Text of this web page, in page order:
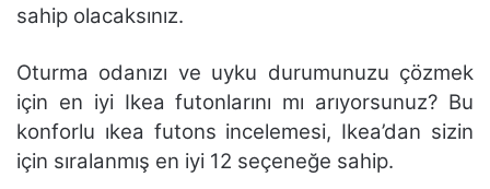
sahip olacaksınız.
Oturma odanızı ve uyku durumunuzu çözmek
için en iyi Ikea futonlarını mı arıyorsunuz? Bu
konforlu ıkea futons incelemesi, Ikea’dan sizin
için sıralanmış en iyi 12 seçeneğe sahip.